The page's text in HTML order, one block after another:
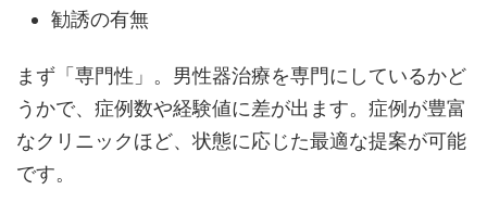
勧誘の有無
まず「専門性」。男性器治療を専門にしているかど
うかで、症例数や経験値に差が出ます。症例が豊富
なクリニックほど、状態に応じた最適な提案が可能
です。